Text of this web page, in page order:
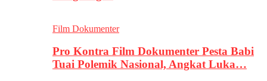
Film Dokumenter
Pro Kontra Film Dokumenter Pesta Babi
Tuai Polemik Nasional, Angkat Luka…